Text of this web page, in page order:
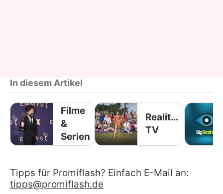
In diesem Artikel
Filme
&
Serien
Reality-
TV
Tipps für Promiflash? Einfach E-Mail an:
tipps@promiflash.de